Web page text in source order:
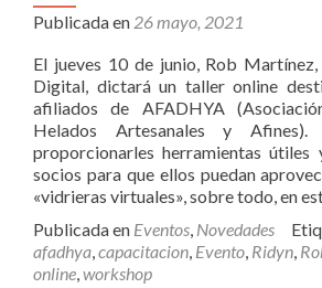
Publicada en 26 mayo, 2021
El jueves 10 de junio, Rob
Digital, dictará un taller online
afiliados de AFADHYA
Helados Artesanales y
proporcionarles herramientas útiles
socios para que ellos puedan
«vidrieras virtuales», sobre todo, en
Publicada en Eventos, Novedades
afadhya,capacitacion, Evento, Ridyn,
online,workshop